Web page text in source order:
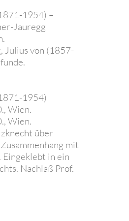
1954) –
Jauregg
Julius von (1857-
1954)
Wien.
Wien.
über
mit
in ein
Nachlaß Prof.